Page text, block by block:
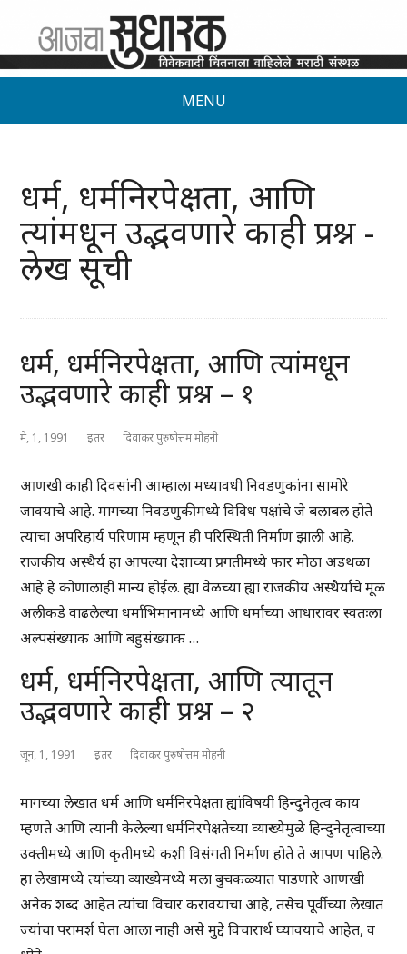
MENU
धर्म, धर्मनिरपेक्षता, आणि
त्यांमधून उद्भवणारे काही प्रश्न -
लेख सूची
धर्म, धर्मनिरपेक्षता, आणि त्यांमधून
उद्भवणारे काही प्रश्न – १
मे, 1, 1991 इतर दिवाकर पुरुषोत्तम मोहनी
आणखी काही दिवसांनी आम्हाला मध्यावधी निवडणुकांना सामोरे
जावयाचे आहे. मागच्या निवडणुकीमध्ये विविध पक्षांचे जे बलाबल होते
त्याचा अपरिहार्य परिणाम म्हणून ही परिस्थिती निर्माण झाली आहे.
राजकीय अस्थैर्य हा आपल्या देशाच्या प्रगतीमध्ये फार मोठा अडथळा
आहे हे कोणालाही मान्य होईल. ह्या वेळच्या ह्या राजकीय अस्थैर्याचे मूळ
अलीकडे वाढलेल्या धर्माभिमानामध्ये आणि धर्माच्या आधारावर स्वतःला
अल्पसंख्याक आणि बहुसंख्याक …
धर्म, धर्मनिरपेक्षता, आणि त्यातून
उद्भवणारे काही प्रश्न – २
जून, 1, 1991 इतर दिवाकर पुरुषोत्तम मोहनी
मागच्या लेखात धर्म आणि धर्मनिरपेक्षता ह्यांविषयी हिन्दुनेतृत्व काय
म्हणते आणि त्यांनी केलेल्या धर्मनिरपेक्षतेच्या व्याख्येमुळे हिन्दुनेतृत्वाच्या
उक्तीमध्ये आणि कृतीमध्ये कशी विसंगती निर्माण होते ते आपण पाहिले.
हा लेखामध्ये त्यांच्या व्याख्येमध्ये मला बुचकळ्यात पाडणारे आणखी
अनेक शब्द आहेत त्यांचा विचार करावयाचा आहे, तसेच पूर्वीच्या लेखात
ज्यांचा परामर्श घेता आला नाही असे मुद्दे विचारार्थ घ्यावयाचे आहेत, व